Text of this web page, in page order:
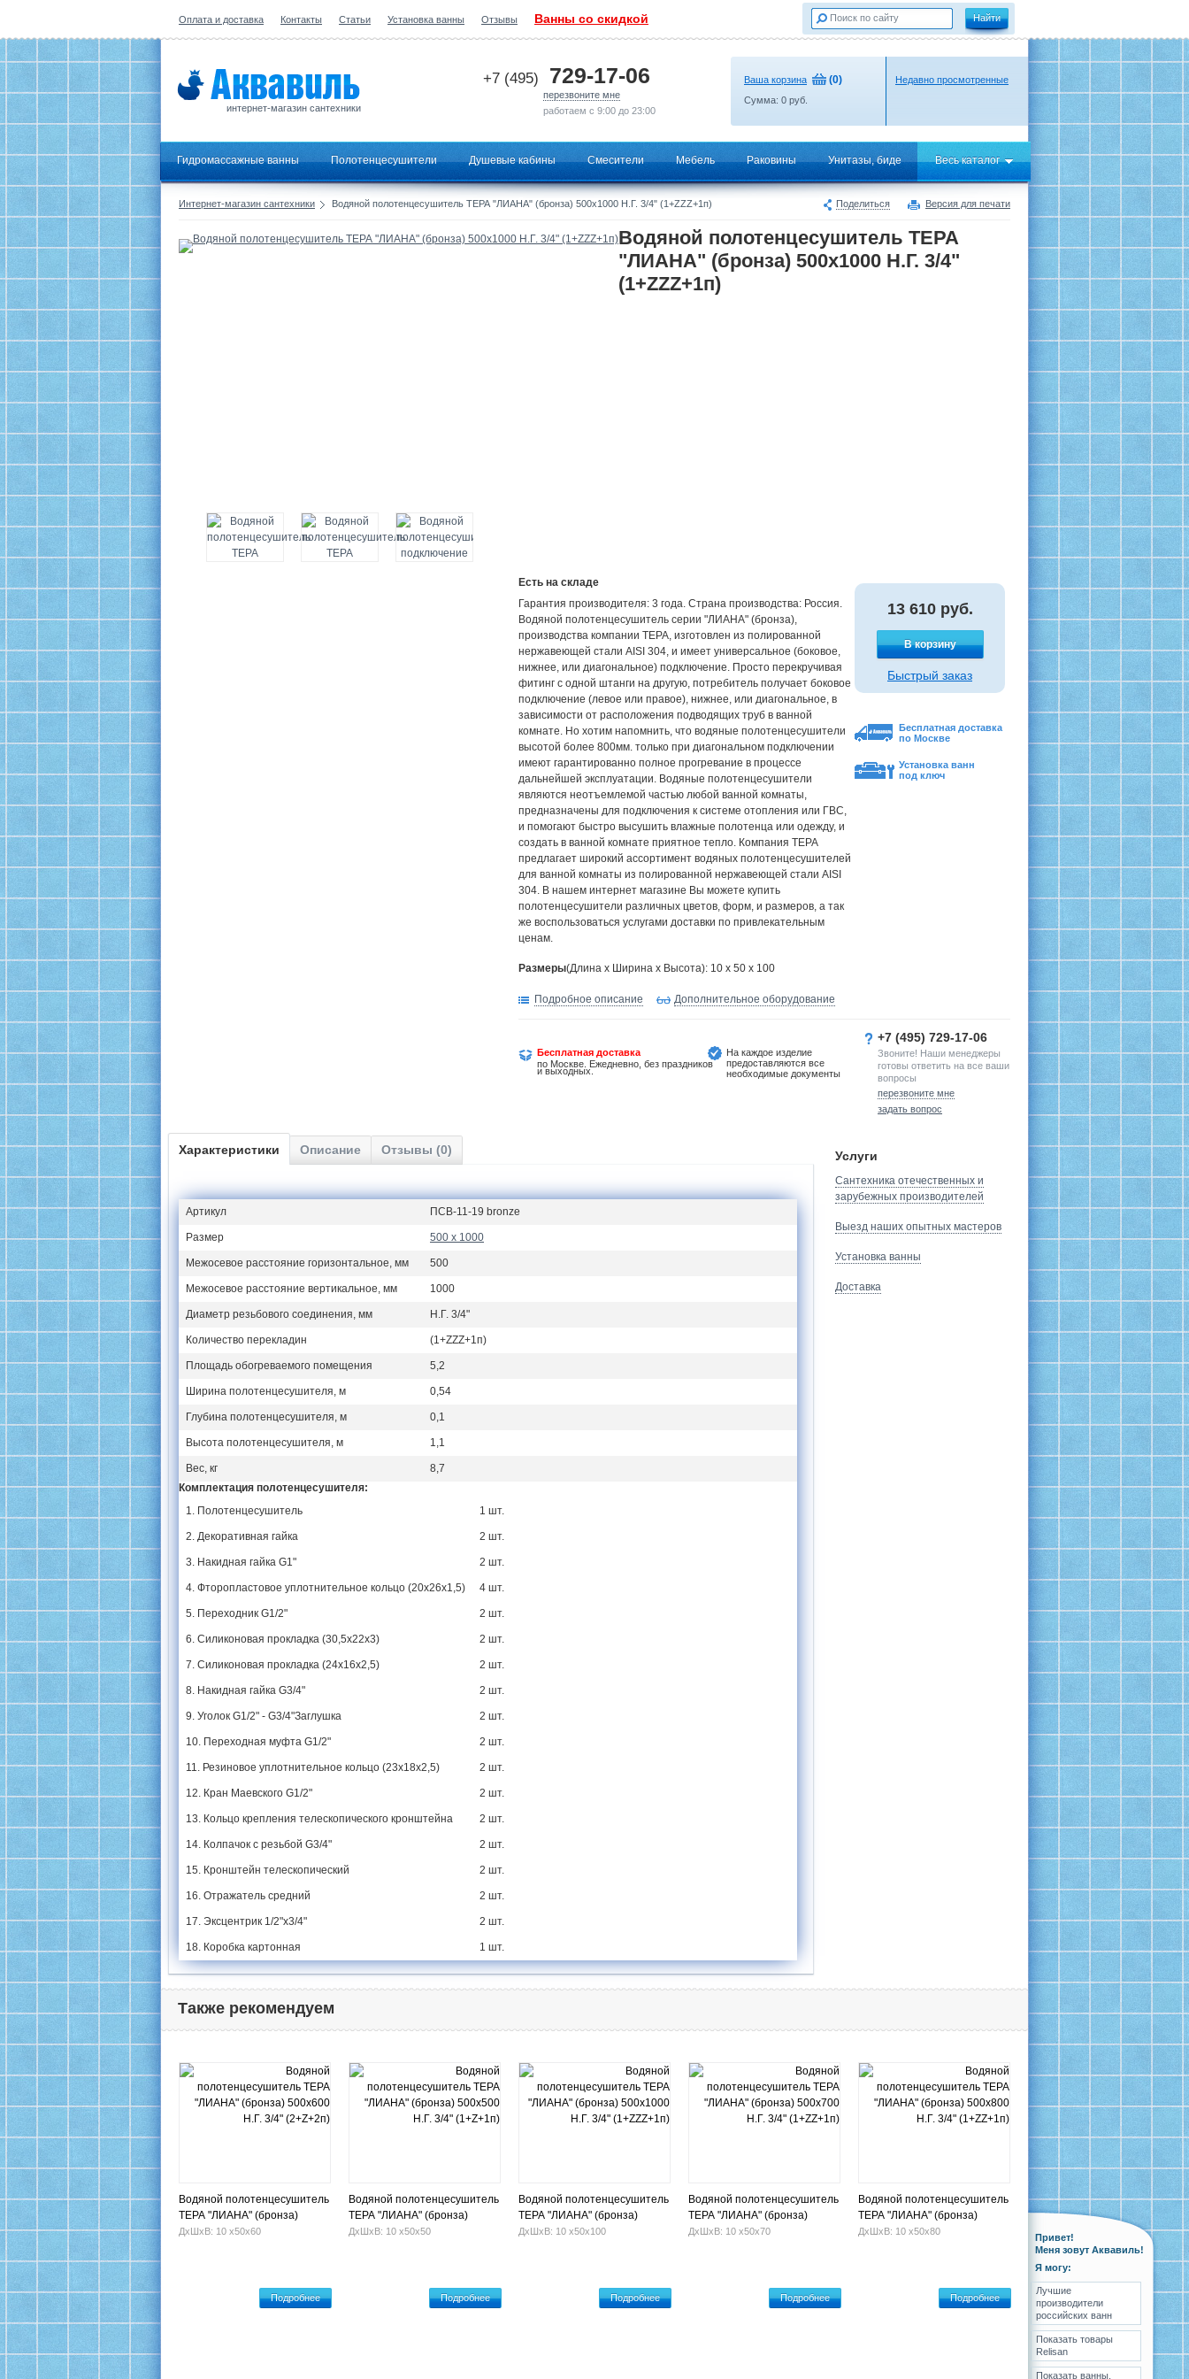
Оплата и доставка Контакты Статьи Установка ванны Отзывы Ванны со скидкой
интернет-магазин сантехники
+7 (495) 729-17-06
перезвоните мне
работаем с 9:00 до 23:00
Ваша корзина (0)
Сумма: 0 руб.
Недавно просмотренные
Гидромассажные ванны Полотенцесушители Душевые кабины Смесители Мебель Раковины Унитазы, биде Весь каталог
Поделиться Версия для печати
Интернет-магазин сантехники Водяной полотенцесушитель ТЕРА "ЛИАНА" (бронза) 500х1000 Н.Г. 3/4" (1+ZZZ+1п)
Водяной полотенцесушитель ТЕРА
"ЛИАНА" (бронза) 500х1000 Н.Г. 3/4"
(1+ZZZ+1п)
Есть на складе
Гарантия производителя: 3 года. Страна производства: Россия.
Водяной полотенцесушитель серии "ЛИАНА" (бронза),
производства компании ТЕРА, изготовлен из полированной
нержавеющей стали AISI 304, и имеет универсальное (боковое,
нижнее, или диагональное) подключение. Просто перекручивая
фитинг с одной штанги на другую, потребитель получает боковое
подключение (левое или правое), нижнее, или диагональное, в
зависимости от расположения подводящих труб в ванной
комнате. Но хотим напомнить, что водяные полотенцесушители
высотой более 800мм. только при диагональном подключении
имеют гарантированно полное прогревание в процессе
дальнейшей эксплуатации. Водяные полотенцесушители
являются неотъемлемой частью любой ванной комнаты,
предназначены для подключения к системе отопления или ГВС,
и помогают быстро высушить влажные полотенца или одежду, и
создать в ванной комнате приятное тепло. Компания ТЕРА
предлагает широкий ассортимент водяных полотенцесушителей
для ванной комнаты из полированной нержавеющей стали AISI
304. В нашем интернет магазине Вы можете купить
полотенцесушители различных цветов, форм, и размеров, а так
же воспользоваться услугами доставки по привлекательным
ценам.
Размеры(Длина х Ширина х Высота): 10 x 50 x 100
13 610 руб.
В корзину
Быстрый заказ
Бесплатная доставка
по Москве
Установка ванн
под ключ
Подробное описание Дополнительное оборудование
Бесплатная доставка
по Москве. Ежедневно, без праздников
и выходных.
На каждое изделие
предоставляются все
необходимые документы
+7 (495) 729-17-06
Звоните! Наши менеджеры
готовы ответить на все ваши
вопросы
перезвоните мне
задать вопрос
Характеристики Описание Отзывы (0)
Артикул ПСВ-11-19 bronze
Размер 500 х 1000
Межосевое расстояние горизонтальное, мм 500
Межосевое расстояние вертикальное, мм 1000
Диаметр резьбового соединения, мм Н.Г. 3/4"
Количество перекладин (1+ZZZ+1п)
Площадь обогреваемого помещения 5,2
Ширина полотенцесушителя, м 0,54
Глубина полотенцесушителя, м 0,1
Высота полотенцесушителя, м 1,1
Вес, кг
8,7
Комплектация полотенцесушителя:
1. Полотенцесушитель
1 шт.
2. Декоративная гайка 2 шт.
3. Накидная гайка G1" 2 шт.
4. Фторопластовое уплотнительное кольцо (20х26х1,5) 4 шт.
5. Переходник G1/2" 2 шт.
6. Силиконовая прокладка (30,5х22х3) 2 шт.
7. Силиконовая прокладка (24х16х2,5) 2 шт.
8. Накидная гайка G3/4" 2 шт.
9. Уголок G1/2" - G3/4"Заглушка 2 шт.
10. Переходная муфта G1/2" 2 шт.
11. Резиновое уплотнительное кольцо (23х18х2,5) 2 шт.
12. Кран Маевского G1/2" 2 шт.
13. Кольцо крепления телескопического кронштейна 2 шт.
14. Колпачок с резьбой G3/4" 2 шт.
15. Кронштейн телескопический 2 шт.
16. Отражатель средний 2 шт.
17. Эксцентрик 1/2"х3/4" 2 шт.
18. Коробка картонная 1 шт.
Услуги
Сантехника отечественных и
зарубежных производителей
Выезд наших опытных мастеров
Установка ванны
Доставка
Также рекомендуем
Водяной полотенцесушитель
ТЕРА "ЛИАНА" (бронза)
500х600 Н.Г. 3/4" (2+Z+2п)
ДхШхВ: 10 х50х60
Подробнее
Водяной полотенцесушитель
ТЕРА "ЛИАНА" (бронза)
500х500 Н.Г. 3/4" (1+Z+1п)
ДхШхВ: 10 х50х50
Подробнее
Водяной полотенцесушитель
ТЕРА "ЛИАНА" (бронза)
500х1000 Н.Г. 3/4" (1+ZZZ+1п)
ДхШхВ: 10 х50х100
Подробнее
Водяной полотенцесушитель
ТЕРА "ЛИАНА" (бронза)
500х700 Н.Г. 3/4" (1+ZZ+1п)
ДхШхВ: 10 х50х70
Подробнее
Водяной полотенцесушитель
ТЕРА "ЛИАНА" (бронза)
500х800 Н.Г. 3/4" (1+ZZ+1п)
ДхШхВ: 10 х50х80
Подробнее
Привет!
Меня зовут Аквавиль!
Я могу:
Лучшие
производители
российских ванн
Показать товары
Relisan
Показать ванны,